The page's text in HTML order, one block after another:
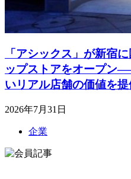
「アシックス」が新宿
ップストアをオープン
いリアル店舗の価値を提
2026年7月31日
企業